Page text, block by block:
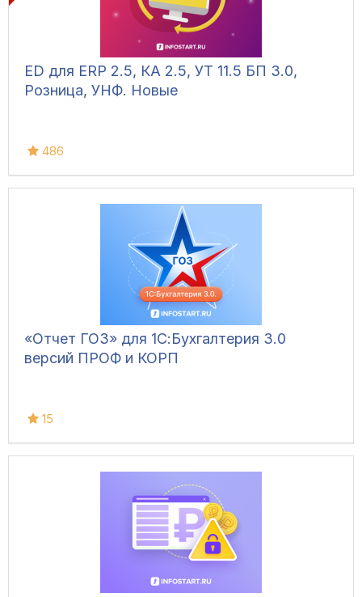
ED для ERP 2.5, КА 2.5, УТ 11.5 БП 3.0,
Розница, УНФ. Новые
486
«Отчет ГОЗ» для 1С:Бухгалтерия 3.0
версий ПРОФ и КОРП
15